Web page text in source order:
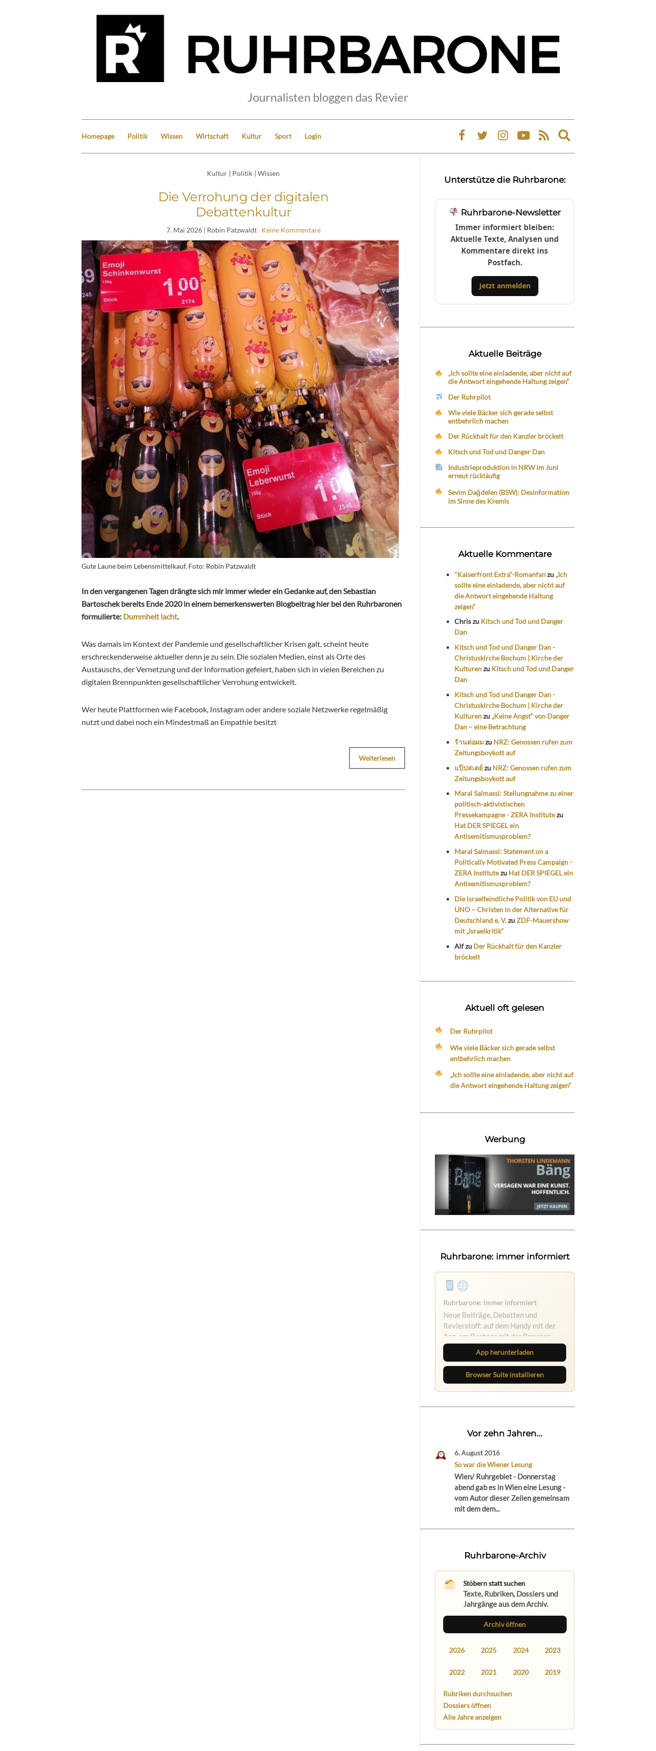
Journalisten bloggen das Revier
Homepage Politik Wissen Wirtschaft Kultur Sport Login
Expand
search
Kultur | Politik | Wissen
Die Verrohung der digitalen
Debattenkultur
7. Mai 2026| Robin Patzwaldt Keine Kommentare
Gute Laune beim Lebensmittelkauf. Foto: Robin Patzwaldt
In den vergangenen Tagen drängte sich mir immer wieder ein Gedanke auf, den Sebastian
Bartoschek bereits Ende 2020 in einem bemerkenswerten Blogbeitrag hier bei den Ruhrbaronen
formulierte: Dummheit lacht.
Was damals im Kontext der Pandemie und gesellschaftlicher Krisen galt, scheint heute
erschreckenderweise aktueller denn je zu sein. Die sozialen Medien, einst als Orte des
Austauschs, der Vernetzung und der Information gefeiert, haben sich in vielen Bereichen zu
digitalen Brennpunkten gesellschaftlicher Verrohung entwickelt.
Wer heute Plattformen wie Facebook, Instagram oder andere soziale Netzwerke regelmäßig
nutzt und dabei noch ein Mindestmaß an Empathie besitzt
Weiterlesen
Unterstütze die Ruhrbarone:
Ruhrbarone-Newsletter
Immer informiert bleiben:
Aktuelle Texte, Analysen und
Kommentare direkt ins
Postfach.
Jetzt anmelden
Aktuelle Beiträge
„Ich sollte eine einladende, aber nicht auf
die Antwort eingehende Haltung zeigen“
Der Ruhrpilot
Wie viele Bäcker sich gerade selbst
entbehrlich machen
Der Rückhalt für den Kanzler bröckelt
Kitsch und Tod und Danger Dan
Industrieproduktion in NRW im Juni
erneut rückläufig
Sevim Dağdelen (BSW): Desinformation
im Sinne des Kremls
Aktuelle Kommentare
"Kaiserfront Extra"-Romanfanzu „Ich
sollte eine einladende, aber nicht auf
die Antwort eingehende Haltung
zeigen“
Chriszu Kitsch und Tod und Danger
Dan
Kitsch und Tod und Danger Dan -
Christuskirche Bochum | Kirche der
Kulturenzu Kitsch und Tod und Danger
Dan
Kitsch und Tod und Danger Dan -
Christuskirche Bochum | Kirche der
Kulturenzu „Keine Angst“ von Danger
Dan – eine Betrachtung
ร้านต่อผมzu NRZ: Genossen rufen zum
Zeitungsboykott auf
แป๊ปสเตย์zu NRZ: Genossen rufen zum
Zeitungsboykott auf
Maral Salmassi: Stellungnahme zu einer
politisch-aktivistischen
Pressekampagne - ZERA Institutezu
Hat DER SPIEGEL ein
Antisemitismusproblem?
Maral Salmassi: Statement on a
Politically Motivated Press Campaign -
ZERA Institutezu Hat DER SPIEGEL ein
Antisemitismusproblem?
Die israelfeindliche Politik von EU und
UNO – Christen in der Alternative für
Deutschland e. V.zuZDF-Mauershow
mit „Israelkritik“
Alfzu Der Rückhalt für den Kanzler
bröckelt
Aktuell oft gelesen
Der Ruhrpilot
Wie viele Bäcker sich gerade selbst
entbehrlich machen
„Ich sollte eine einladende, aber nicht auf
die Antwort eingehende Haltung zeigen“
Werbung
Ruhrbarone: immer informiert
Lies unterwegs weiter, speichere
Beiträge und behalte neue Texte
direkt im Browser im Blick.
App herunterladen
Browser Suite installieren
Vor zehn Jahren...
6. August 2016
So war die Wiener Lesung
Wien/ Ruhrgebiet - Donnerstag
abend gab es in Wien eine Lesung -
vom Autor dieser Zeilen gemeinsam
mit dem dem...
Ruhrbarone-Archiv
Stöbern statt suchen
Texte, Rubriken, Dossiers und
Jahrgänge aus dem Archiv.
Archiv öffnen
2026 2025 2024 2023
2022 2021 2020 2019
Rubriken durchsuchen
Dossiers öffnen
Alle Jahre anzeigen